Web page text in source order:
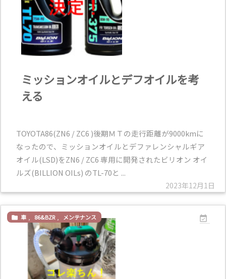
2023年12月1日
ミッションオイルとデフオイルを考
える
TOYOTA86(ZN6 / ZC6 )後期ＭＴの走行距離が9000kmに
なったので、ミッションオイルとデファレンシャルギア
オイル(LSD)をZN6 / ZC6 専用に開発されたビリオン オイ
ルズ(BILLION OILs) のTL-70と ...

 車 86&BZR メンテナンス